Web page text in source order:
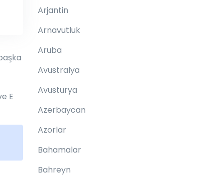
E
Arjantin
Arnavutluk
Aruba
Avustralya
Avusturya
Azerbaycan
Azorlar
Bahamalar
Bahreyn